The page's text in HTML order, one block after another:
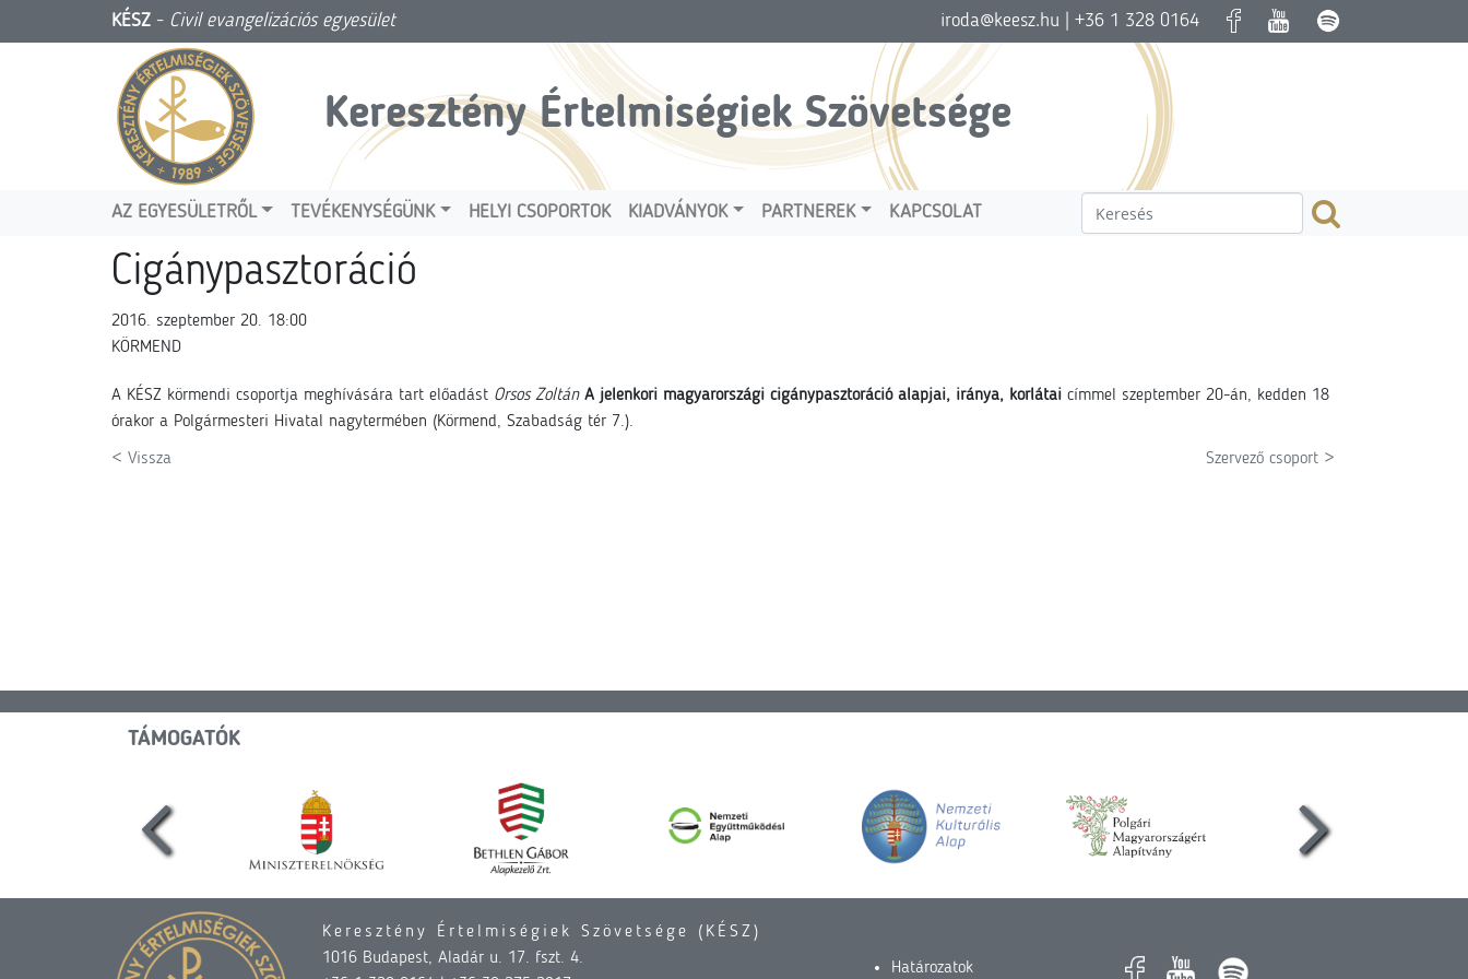
KÉSZ - Civil evangelizációs egyesület iroda@keesz.hu | +36 1 328 0164
Keresztény Értelmiségiek Szövetsége
AZ EGYESÜLETRŐL TEVÉKENYSÉGÜNK HELYI CSOPORTOK KIADVÁNYOK PARTNEREK KAPCSOLAT
Cigánypasztoráció
2016. szeptember 20. 18:00
KÖRMEND
A KÉSZ körmendi csoportja meghívására tart előadást Orsos Zoltán A jelenkori magyarországi cigánypasztoráció alapjai, iránya, korlátai címmel szeptember 20-án, kedden 18
órakor a Polgármesteri Hivatal nagytermében (Körmend, Szabadság tér 7.).
< Vissza Szervező csoport >
TÁMOGATÓK
Keresztény Értelmiségiek Szövetsége (KÉSZ)
1016 Budapest, Aladár u. 17. fszt. 4.
Határozatok